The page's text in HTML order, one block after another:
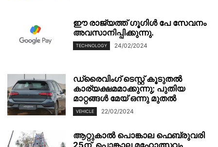
ഈ രാജ്യത്ത് ഗൂഗിൾ പേ സേവനം
അവസാനിപ്പിക്കുന്നു.
TECHNOLOGY 24/02/2024
ഡ്രൈവിംഗ് ടെസ്റ്റ് കൂടുതൽ
കാര്യക്ഷമമാക്കുന്നു; പുതിയ
മാറ്റങ്ങൾ മേയ് ഒന്നു മുതൽ
VEHICLE 22/02/2024
ആറ്റുകാൽ പൊങ്കാല ഫെബ്രുവരി